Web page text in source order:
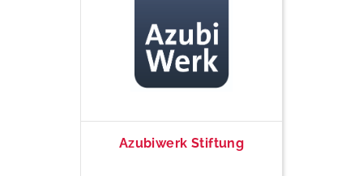
Azubiwerk Stiftung